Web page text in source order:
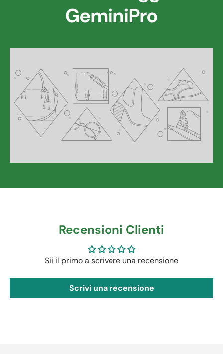
GeminiPro
Recensioni Clienti
Sii il primo a scrivere una recensione
Scrivi una recensione